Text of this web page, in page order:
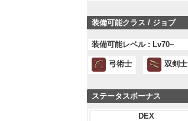
装備可能クラス / ジョブ
装備可能レベル : Lv70~
弓術士 双剣士
ステータスボーナス
DEX